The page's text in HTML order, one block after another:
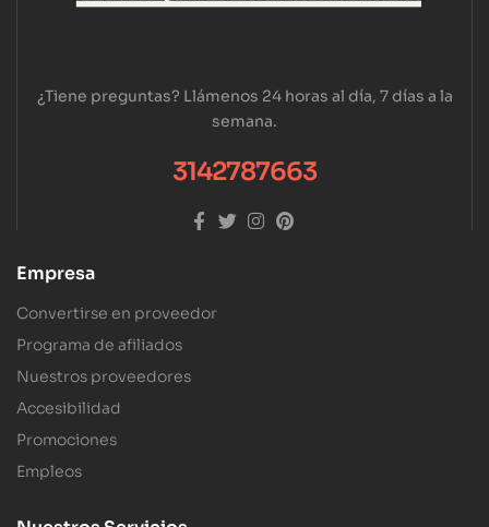
¿Tiene preguntas? Llámenos 24 horas al día, 7 días a la
semana.
3142787663
Empresa
Convertirse en proveedor
Programa de afiliados
Nuestros proveedores
Accesibilidad
Promociones
Empleos